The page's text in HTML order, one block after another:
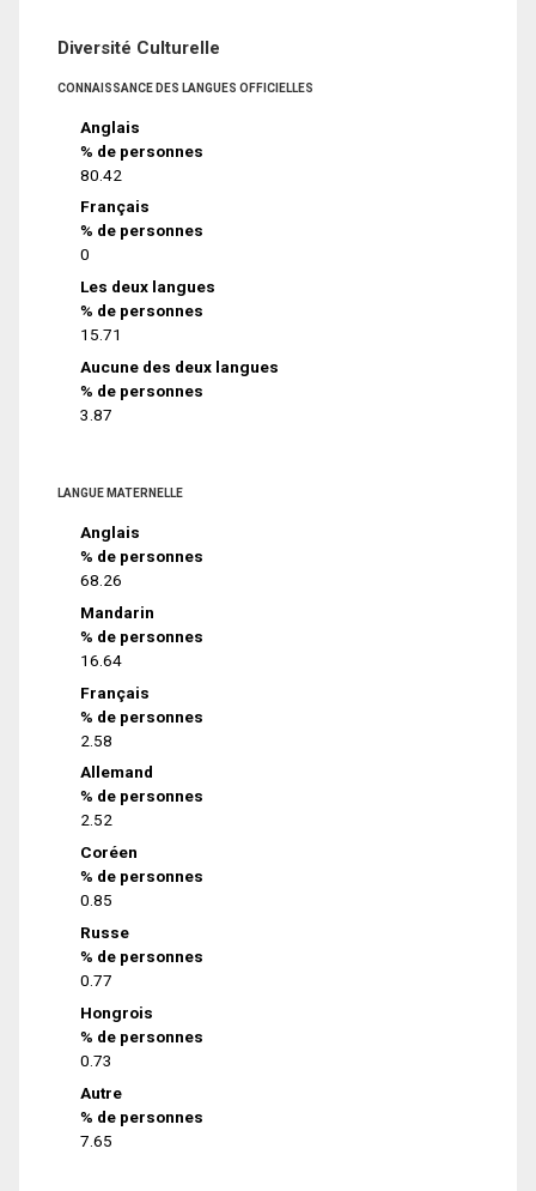
Diversité Culturelle
CONNAISSANCE DES LANGUES OFFICIELLES
Anglais
% de personnes
80.42
Français
% de personnes
0
Les deux langues
% de personnes
15.71
Aucune des deux langues
% de personnes
3.87
LANGUE MATERNELLE
Anglais
% de personnes
68.26
Mandarin
% de personnes
16.64
Français
% de personnes
2.58
Allemand
% de personnes
2.52
Coréen
% de personnes
0.85
Russe
% de personnes
0.77
Hongrois
% de personnes
0.73
Autre
% de personnes
7.65